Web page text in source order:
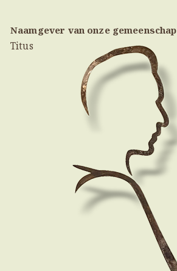
Naamgever van onze gemeenschap
Titus